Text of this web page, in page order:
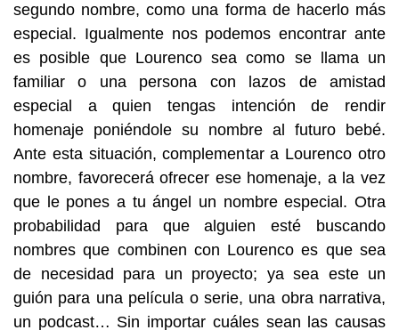
segundo nombre, como una forma de hacerlo más
especial. Igualmente nos podemos encontrar ante
es posible que Lourenco sea como se llama un
familiar o una persona con lazos de amistad
especial a quien tengas intención de rendir
homenaje poniéndole su nombre al futuro bebé.
Ante esta situación, complementar a Lourenco otro
nombre, favorecerá ofrecer ese homenaje, a la vez
que le pones a tu ángel un nombre especial. Otra
probabilidad para que alguien esté buscando
nombres que combinen con Lourenco es que sea
de necesidad para un proyecto; ya sea este un
guión para una película o serie, una obra narrativa,
un podcast… Sin importar cuáles sean las causas